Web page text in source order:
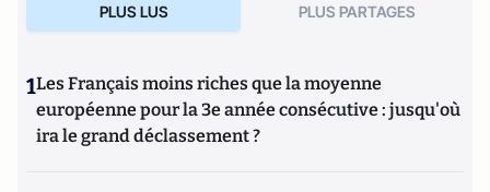
PLUS LUS PLUS PARTAGES
1Les Français moins riches que la moyenne
européenne pour la 3e année consécutive : jusqu'où
ira le grand déclassement ?